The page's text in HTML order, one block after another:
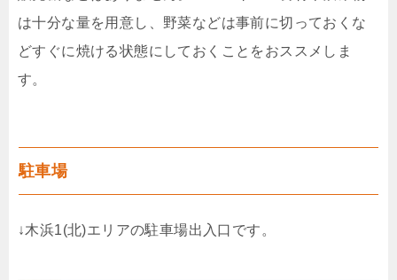
は十分な量を用意し、野菜などは事前に切っておくな
どすぐに焼ける状態にしておくことをおススメしま
す。
駐車場
↓木浜1(北)エリアの駐車場出入口です。